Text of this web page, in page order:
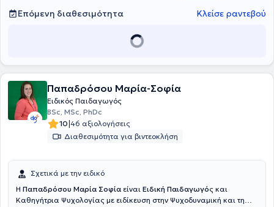
Επόμενη διαθεσιμότητα Κλείσε ραντεβού
Παπαδρόσου Μαρία-Σοφία
Ειδικός Παιδαγωγός
BSc, MSc, PhDc
10|46 αξιολογήσεις
Διαθεσιμότητα για βιντεοκλήση
Σχετικά με την ειδικό
Η Παπαδρόσου Μαρία Σοφία είναι Ειδική Παιδαγωγός και
Καθηγήτρια Ψυχολογίας με ειδίκευση στην Ψυχοδυναμική και τη